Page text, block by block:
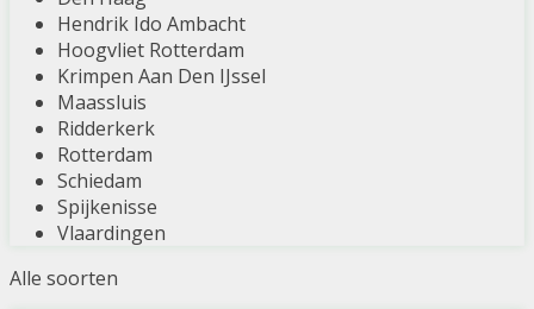
Hendrik Ido Ambacht
Hoogvliet Rotterdam
Krimpen Aan Den IJssel
Maassluis
Ridderkerk
Rotterdam
Schiedam
Spijkenisse
Vlaardingen
Alle soorten